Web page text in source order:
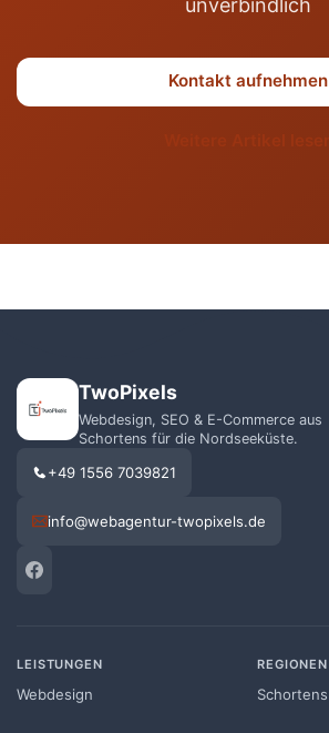
unverbindlich
Kontakt aufnehmen
TwoPixels
Webdesign, SEO & E-Commerce aus
Schortens für die Nordseeküste.
+49 1556 7039821
info@webagentur-twopixels.de
LEISTUNGEN
Webdesign
REGIONEN
Schortens